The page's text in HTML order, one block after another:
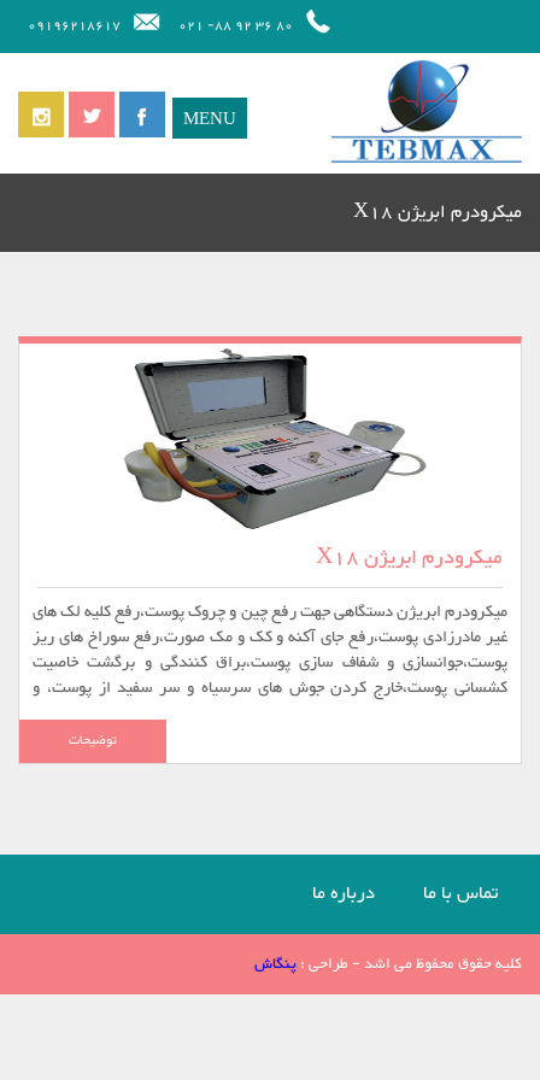
09196218617
میکرودرم ابریژن X18
میکرودرم ابریژن X18
میکرودرم ابریژن دستگاهی جهت رفع چین و چروک پوست،رفع کلیه لک های
غیر مادرزادی پوست،رفع جای آکنه و کک و مک صورت،رفع سوراخ های ریز
پوست،جوانسازی و شفاف سازی پوست،براق کنندگی و برگشت خاصیت
کشسانی پوست،خارج کردن جوش های سرسیاه و سر سفید از پوست، و
...استفاده می شود. [caption id="attachment_199"
align="aligncenter" width="567"] میکرودرم ابریژن
X18[/caption] میکرودرم ابریژن X18 میکرودرم ابریژن X18 یکی از
توضیحات
تماس با ما درباره ما
کلیه حقوق محفوظ می اشد - طراحی :پنگاش